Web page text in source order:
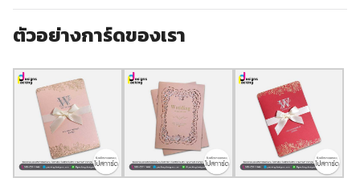
ตัวอย่างการ์ดของเรา